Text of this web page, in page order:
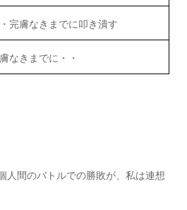
完膚なきまでに叩き潰す
なきまでに・・
人間のバトルでの勝敗が、私は連想